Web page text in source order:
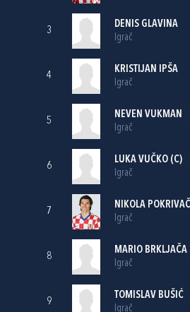
3
DENIS GLAVINA
Igrač
4
KRISTIJAN IPŠA
Igrač
5
NEVEN VUKMAN
Igrač
6
LUKA VUČKO(C)
Igrač
7
NIKOLA POKRIVAČ
Igrač
8
MARIO BRKLJAČA
Igrač
9
TOMISLAV BUŠIĆ
Igrač